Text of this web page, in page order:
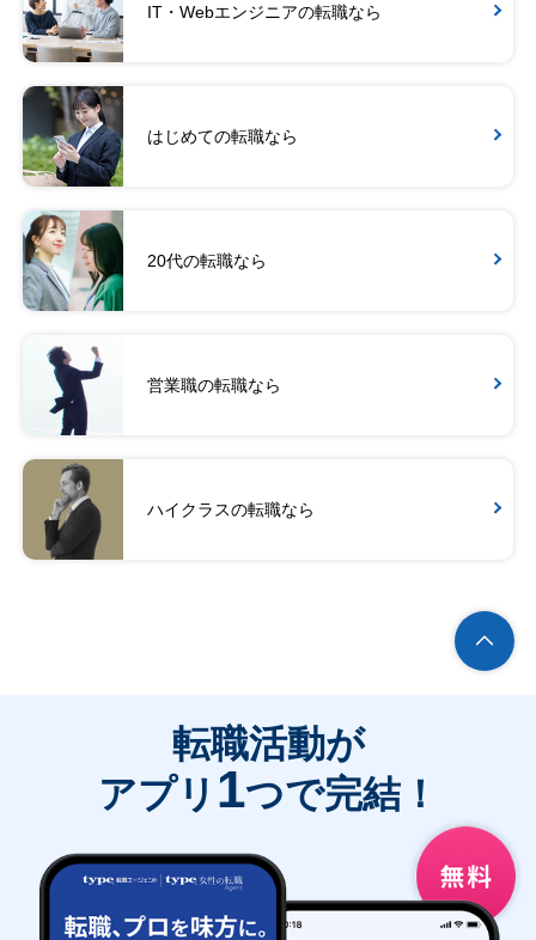
IT・Webエンジニアの転職なら
はじめての転職なら
20代の転職なら
営業職の転職なら
ハイクラスの転職なら
転職活動が
アプリ 1つで完結！